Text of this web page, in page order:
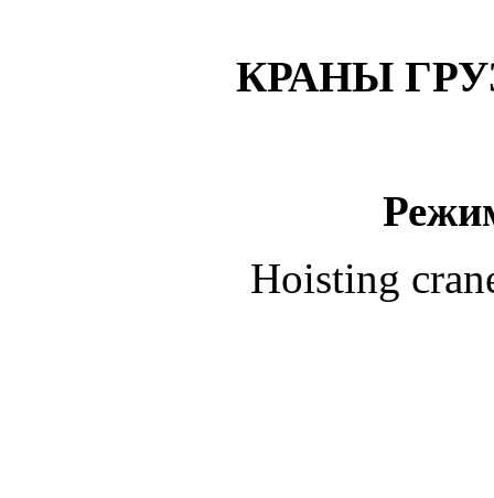
КРАНЫ
Hoisting